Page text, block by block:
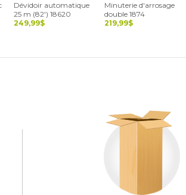
Dévidoir automatique
25 m (82') 18620
249,99$
Minuterie d'arrosage
double 1874
219,99$